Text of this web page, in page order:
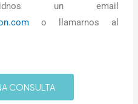
un email
o llamarnos al
CONSULTA